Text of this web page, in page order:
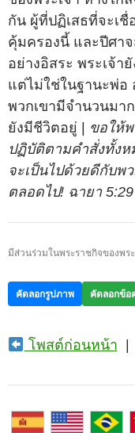
กัน ผู้ที่ปฏิเสธที่จะเชื่
คุ้มครองนี้ และปีศา
อย่างอิสระ พระเจ้า
แต่ไม่ใช่ในฐานะพ่อ
พวกเขามีจำนวนม
ยังมีชีวิตอยู่ | ขอให้
ปฏิบัติตามคำสั่งทั้ง
จะเป็นไปด้วยดีกับพ
ตลอดไป! ฉายา 5:29
มีส่วนร่วมในพระราชกิจของพร
คัดลอกรูปภาพ คัดลอกข้อ
โพสต์ก่อนหน้า